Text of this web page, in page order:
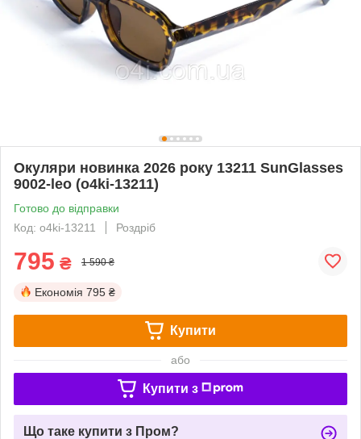
Окуляри новинка 2026 року 13211 SunGlasses
9002-leo (o4ki-13211)
Готово до відправки
Код: o4ki-13211
Роздріб
795 ₴ 1 590 ₴
Економія 795 ₴
Купити
або
Купити з
Що таке купити з Пром?